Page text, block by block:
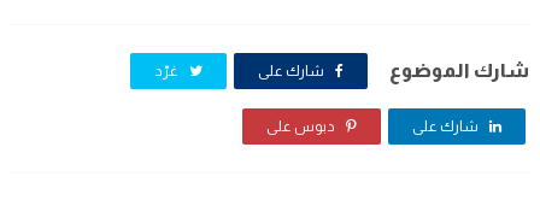
شارك الموضوع شارك على غرّد
شارك على دبوس على